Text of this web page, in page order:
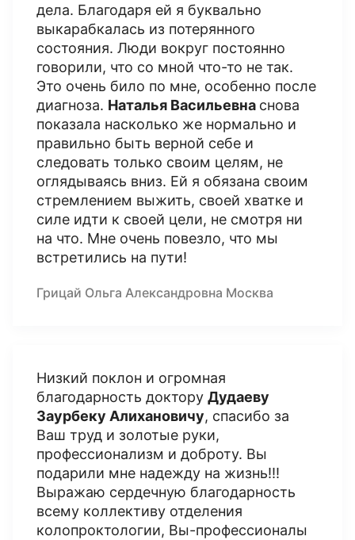
дела. Благодаря ей я буквально
выкарабкалась из потерянного
состояния. Люди вокруг постоянно
говорили, что со мной что-то не так.
Это очень било по мне, особенно после
диагноза. Наталья Васильевна снова
показала насколько же нормально и
правильно быть верной себе и
следовать только своим целям, не
оглядываясь вниз. Ей я обязана своим
стремлением выжить, своей хватке и
силе идти к своей цели, не смотря ни
на что. Мне очень повезло, что мы
встретились на пути!
Грицай Ольга Александровна Москва
Низкий поклон и огромная
благодарность доктору Дудаеву
Заурбеку Алихановичу, спасибо за
Ваш труд и золотые руки,
профессионализм и доброту. Вы
подарили мне надежду на жизнь!!!
Выражаю сердечную благодарность
всему коллективу отделения
колопроктологии, Вы-профессионалы